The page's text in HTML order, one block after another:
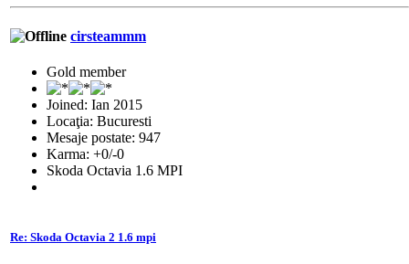
cirsteammm
Gold member
Joined: Ian 2015
Locaţia: Bucuresti
Mesaje postate: 947
Karma: +0/-0
Skoda Octavia 1.6 MPI
Re: Skoda Octavia 2 1.6 mpi